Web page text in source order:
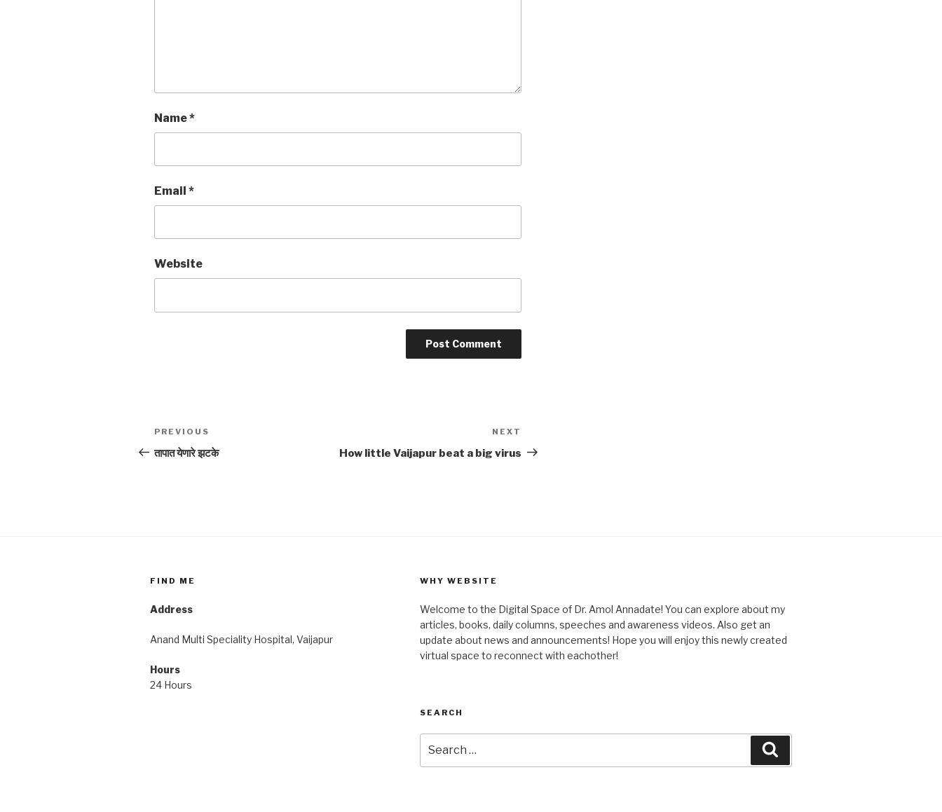
Name*
Email *
Website
Post
navigation
Previous
Post
PREVIOUS
तापात येणारे झटके
Post
NEXT
How little Vaijapur beat a big virus
FIND ME
Address
Anand Multi Speciality Hospital, Vaijapur
Hours
24 Hours
WHY WEBSITE
Welcome to the Digital Space of Dr. Amol Annadate! You can explore about my
articles, books, daily columns, speeches and awareness videos. Also get an
update about news and announcements! Hope you will enjoy this newly created
virtual space to reconnect with eachother!
SEARCH
for: